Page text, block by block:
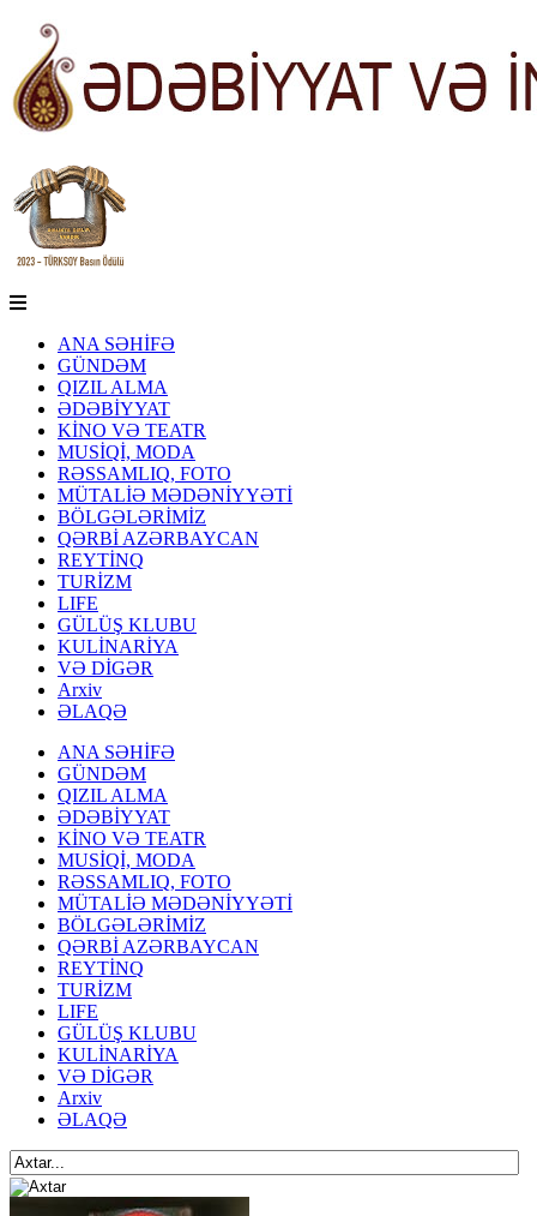
ANA SƏHİFƏ
GÜNDƏM
QIZIL ALMA
ƏDƏBİYYAT
KİNO VƏ TEATR
MUSİQİ, MODA
RƏSSAMLIQ, FOTO
MÜTALİƏ MƏDƏNİYYƏTİ
BÖLGƏLƏRİMİZ
QƏRBİ AZƏRBAYCAN
REYTİNQ
TURİZM
LIFE
GÜLÜŞ KLUBU
KULİNARİYA
VƏ DİGƏR
Arxiv
ƏLAQƏ
ANA SƏHİFƏ
GÜNDƏM
QIZIL ALMA
ƏDƏBİYYAT
KİNO VƏ TEATR
MUSİQİ, MODA
RƏSSAMLIQ, FOTO
MÜTALİƏ MƏDƏNİYYƏTİ
BÖLGƏLƏRİMİZ
QƏRBİ AZƏRBAYCAN
REYTİNQ
TURİZM
LIFE
GÜLÜŞ KLUBU
KULİNARİYA
VƏ DİGƏR
Arxiv
ƏLAQƏ